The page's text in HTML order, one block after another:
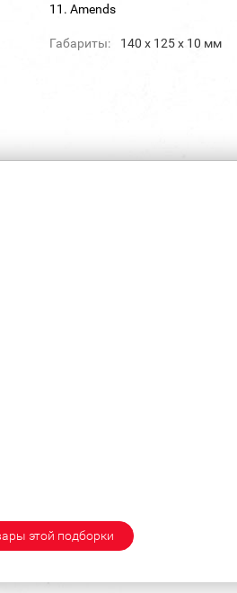
11. Amends
Габариты: 140 х 125 х 10 мм
этой подборки